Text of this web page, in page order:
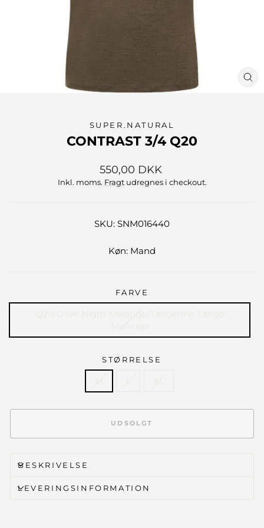
SUPER.NATURAL
CONTRAST 3/4 Q20
Normalpris
550,00 DKK
Inkl. moms. Fragtudregnes i checkout.
SKU: SNM016440
Køn: Mand
FARVE
STØRRELSE
UDSOLGT
BESKRIVELSE
LEVERINGSINFORMATION